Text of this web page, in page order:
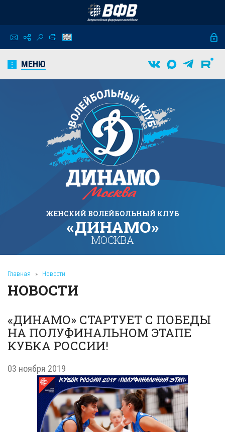
МЕНЮ
ЖЕНСКИЙ ВОЛЕЙБОЛЬНЫЙ КЛУБ
«ДИНАМО»
МОСКВА
Главная » Новости
НОВОСТИ
«ДИНАМО» СТАРТУЕТ С ПОБЕДЫ
НА ПОЛУФИНАЛЬНОМ ЭТАПЕ
КУБКА РОССИИ!
03 ноября 2019